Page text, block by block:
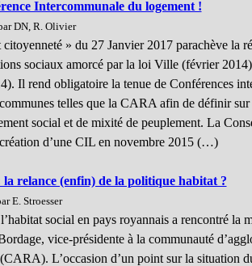
Intercommunale du logement !
DN, R. Olivier
» du 27 Janvier 2017 parachève la
sociaux amorcé par la loi Ville (février
Il rend obligatoire la tenue de Conférences
telles que la CARA afin de définir
social et de mixité de peuplement. La
d’une CIL en novembre 2015 (…)
la relance (enfin) de la politique habitat ?
E. Stroesser
social en pays royannais a rencontré la
vice-présidente à la communauté
L’occasion d’un point sur la situation